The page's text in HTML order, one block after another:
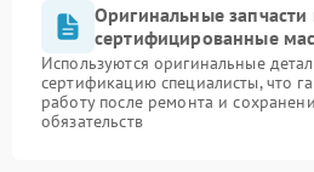
Оригинальные запчасти
сертифицированные
Используются оригинальные
сертификацию специалисты, что
работу после ремонта и
обязательств